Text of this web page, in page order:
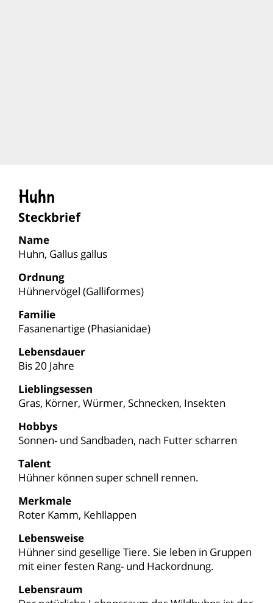
Huhn
Steckbrief
Name
Huhn, Gallus gallus
Ordnung
Hühnervögel (Galliformes)
Familie
Fasanenartige (Phasianidae)
Lebensdauer
Bis 20 Jahre
Lieblingsessen
Gras, Körner, Würmer, Schnecken, Insekten
Hobbys
Sonnen- und Sandbaden, nach Futter scharren
Talent
Hühner können super schnell rennen.
Merkmale
Roter Kamm, Kehllappen
Lebensweise
Hühner sind gesellige Tiere. Sie leben in Gruppen
mit einer festen Rang- und Hackordnung.
Lebensraum